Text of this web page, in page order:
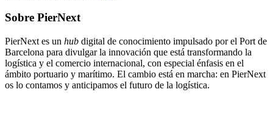
Sobre PierNext
PierNext es un hub digital de conocimiento impulsado por el Port de
Barcelona para divulgar la innovación que está transformando la
logística y el comercio internacional, con especial énfasis en el
ámbito portuario y marítimo. El cambio está en marcha: en PierNext
os lo contamos y anticipamos el futuro de la logística.